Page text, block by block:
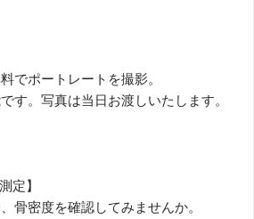
でポートレートを撮影。
す。写真は当日お渡しいたします。
定】
骨密度を確認してみませんか。